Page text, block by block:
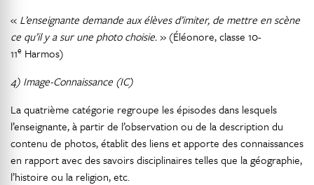
« L’enseignante demande aux élèves d’imiter, de mettre en scène
ce qu’il y a sur une photo choisie.» (Éléonore, classe 10-
11e Harmos)
4) Image-Connaissance (IC)
La quatrième catégorie regroupe les épisodes dans lesquels
l’enseignante, à partir de l’observation ou de la description du
contenu de photos, établit des liens et apporte des connaissances
en rapport avec des savoirs disciplinaires telles que la géographie,
l’histoire ou la religion, etc.